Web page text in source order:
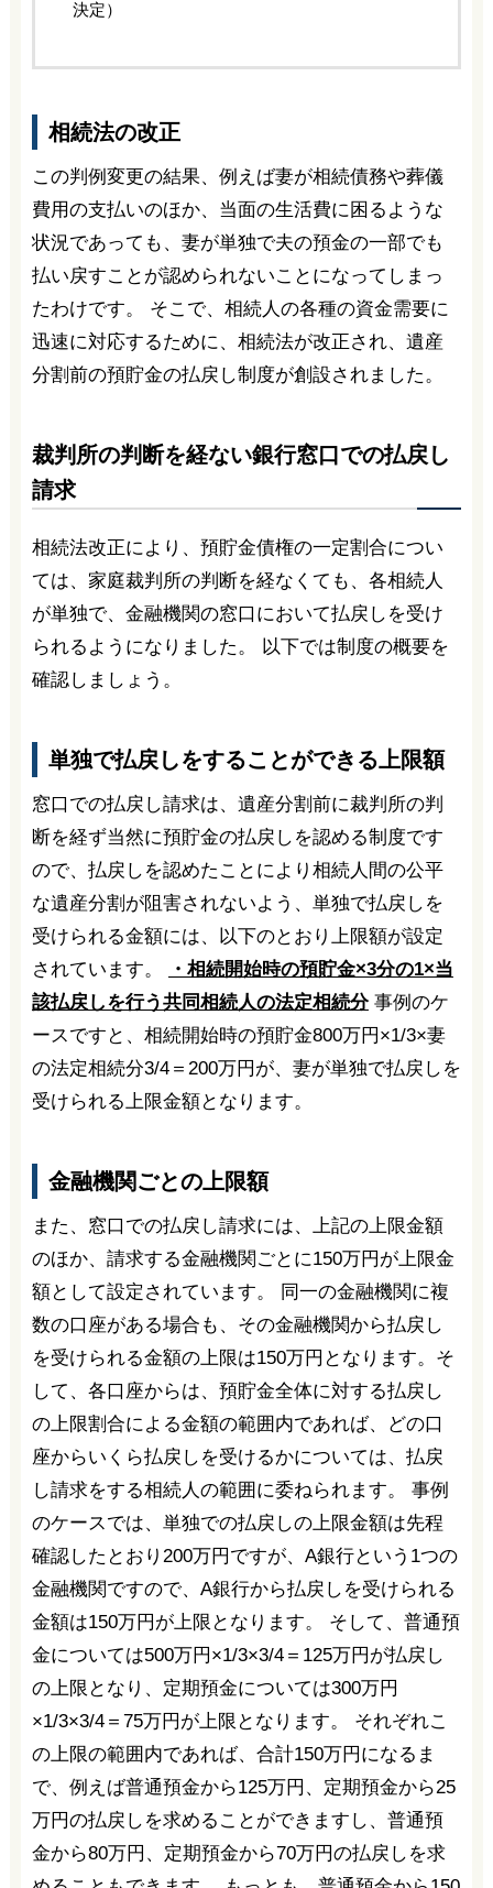
決定）
相続法の改正
この判例変更の結果、例えば妻が相続債務や葬儀
費用の支払いのほか、当面の生活費に困るような
状況であっても、妻が単独で夫の預金の一部でも
払い戻すことが認められないことになってしまっ
たわけです。 そこで、相続人の各種の資金需要に
迅速に対応するために、相続法が改正され、遺産
分割前の預貯金の払戻し制度が創設されました。
裁判所の判断を経ない銀行窓口での払戻し
請求
相続法改正により、預貯金債権の一定割合につい
ては、家庭裁判所の判断を経なくても、各相続人
が単独で、金融機関の窓口において払戻しを受け
られるようになりました。 以下では制度の概要を
確認しましょう。
単独で払戻しをすることができる上限額
窓口での払戻し請求は、遺産分割前に裁判所の判
断を経ず当然に預貯金の払戻しを認める制度です
ので、払戻しを認めたことにより相続人間の公平
な遺産分割が阻害されないよう、単独で払戻しを
受けられる金額には、以下のとおり上限額が設定
されています。
・相続開始時の預貯金×3分の1×当
該払戻しを行う共同相続人の法定相続分事例のケ
ースですと、相続開始時の預貯金800万円×1/3×妻
の法定相続分3/4＝200万円が、妻が単独で払戻しを
受けられる上限金額となります。
金融機関ごとの上限額
また、窓口での払戻し請求には、上記の上限金額
のほか、請求する金融機関ごとに150万円が上限金
額として設定されています。 同一の金融機関に複
数の口座がある場合も、その金融機関から払戻し
を受けられる金額の上限は150万円となります。そ
して、各口座からは、預貯金全体に対する払戻し
の上限割合による金額の範囲内であれば、どの口
座からいくら払戻しを受けるかについては、払戻
し請求をする相続人の範囲に委ねられます。 事例
のケースでは、単独での払戻しの上限金額は先程
確認したとおり200万円ですが、A銀行という1つの
金融機関ですので、A銀行から払戻しを受けられる
金額は150万円が上限となります。 そして、普通預
金については500万円×1/3×3/4＝125万円が払戻し
の上限となり、定期預金については300万円
×1/3×3/4＝75万円が上限となります。 それぞれこ
の上限の範囲内であれば、合計150万円になるま
で、例えば普通預金から125万円、定期預金から25
万円の払戻しを求めることができますし、普通預
金から80万円、定期預金から70万円の払戻しを求